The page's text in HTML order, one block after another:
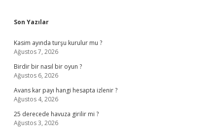
Son Yazılar
Kasim ayında turşu kurulur mu ?
Ağustos 7, 2026
Birdir bir nasıl bir oyun ?
Ağustos 6, 2026
Avans kar payı hangi hesapta izlenir ?
Ağustos 4, 2026
25 derecede havuza girilir mi ?
Ağustos 3, 2026